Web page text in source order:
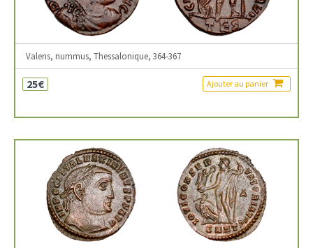
Valens, nummus, Thessalonique, 364-367
25€ Ajouter au panier